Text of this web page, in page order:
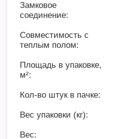
Замковое
соединение:
Совместимость с
теплым полом:
Площадь в упаковке,
м²:
Кол-во штук в пачке:
Вес упаковки (кг):
Вес: